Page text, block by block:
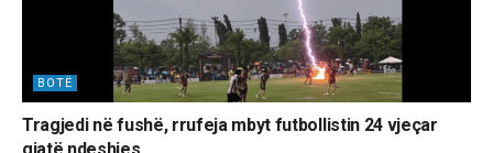
BOTË
Tragjedi në fushë, rrufeja mbyt futbollistin 24 vjeçar
gjatë ndeshjes